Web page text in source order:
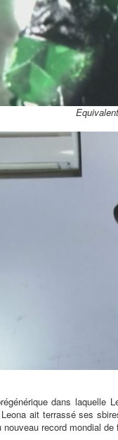
dans
ait terrassé ses
record mondial de